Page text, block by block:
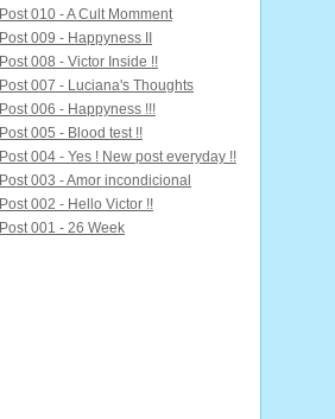
Post 010 - A Cult Momment
Post 009 - Happyness II
Post 008 - Victor Inside !!
Post 007 - Luciana's Thoughts
Post 006 - Happyness !!!
Post 005 - Blood test !!
Post 004 - Yes ! New post everyday !!
Post 003 - Amor incondicional
Post 002 - Hello Victor !!
Post 001 - 26 Week